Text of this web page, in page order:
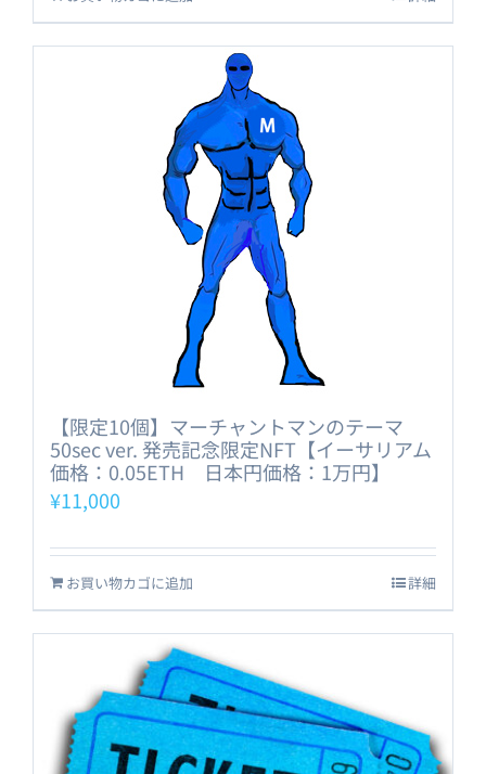
【限定10個】マーチャントマンのテーマ
50sec ver. 発売記念限定NFT【イーサリアム
価格：0.05ETH 日本円価格：1万円】
¥11,000
お買い物カゴに追加 詳細